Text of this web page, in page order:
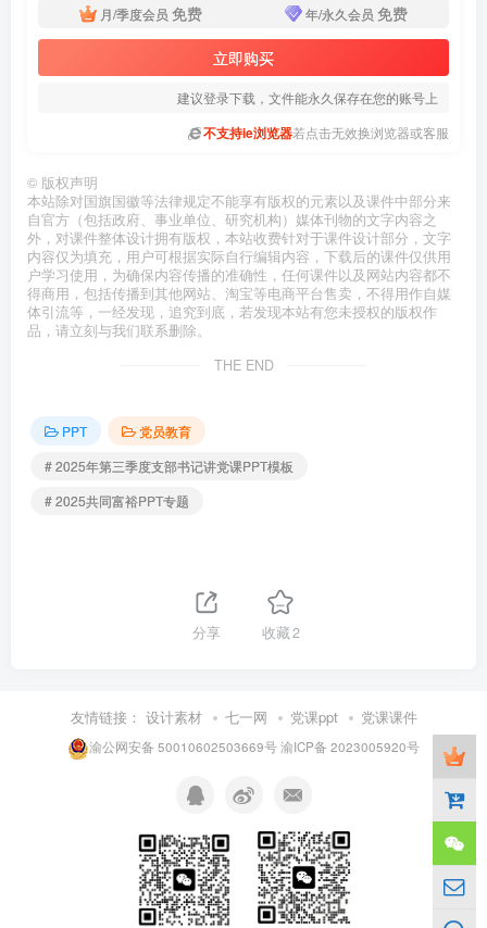
月/季度会员 免费 年/永久会员 免费
立即购买
建议登录下载，文件能永久保存在您的账号上
不支持ie浏览器若点击无效换浏览器或客服
© 版权声明
本站除对国旗国徽等法律规定不能享有版权的元素以及课件中部分来
自官方（包括政府、事业单位、研究机构）媒体刊物的文字内容之
外，对课件整体设计拥有版权，本站收费针对于课件设计部分，文字
内容仅为填充，用户可根据实际自行编辑内容，下载后的课件仅供用
户学习使用，为确保内容传播的准确性，任何课件以及网站内容都不
得商用，包括传播到其他网站、淘宝等电商平台售卖，不得用作自媒
体引流等，一经发现，追究到底，若发现本站有您未授权的版权作
品，请立刻与我们联系删除。
THE END
PPT
党员教育
# 2025年第三季度支部书记讲党课PPT模板
# 2025共同富裕PPT专题
分享 收藏2
友情链接： 设计素材 七一网 党课ppt 党课课件
渝公网安备 50010602503669号渝ICP备 2023005920号